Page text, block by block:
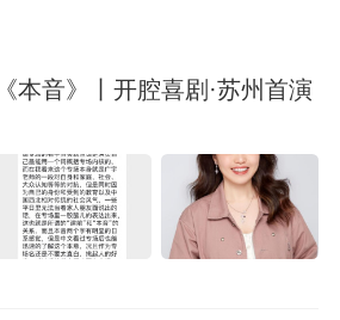
本音》丨开腔喜剧·苏州首演